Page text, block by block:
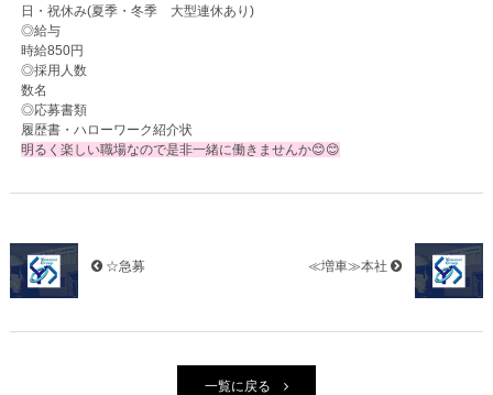
日・祝休み(夏季・冬季 大型連休あり)
◎給与
時給850円
◎採用人数
数名
◎応募書類
履歴書・ハローワーク紹介状
明るく楽しい職場なので是非一緒に働きませんか😊😊
☆急募 ≪増車≫本社
一覧に戻る